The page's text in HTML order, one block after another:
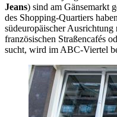
Jeans) sind am Gänsemarkt
des Shopping-Quartiers
südeuropäischer Ausrichtung
französischen Straßencafés
sucht, wird im ABC-Viertel